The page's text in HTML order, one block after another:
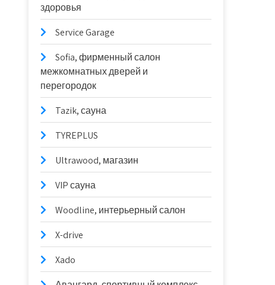
здоровья
Service Garage
Sofia, фирменный салон
межкомнатных дверей и
перегородок
Tazik, сауна
TYREPLUS
Ultrawood, магазин
VIP сауна
Woodline, интерьерный салон
X-drive
Xado